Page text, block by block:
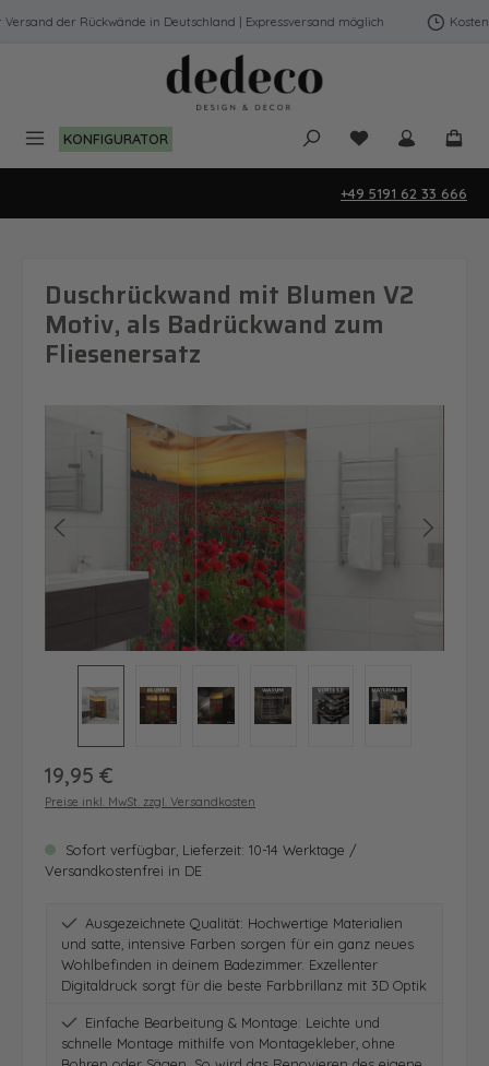
Zum Hauptinhalt springen
der Rückwände in Deutschland | Expressversand möglich
KONFIGURATOR Du hast 0
+49 5191 62 33 666
Duschrückwand mit Blumen V2
Motiv, als Badrückwand zum
Fliesenersatz
Bildergalerie überspringen
Regulärer Preis:
19,95 €
Preise inkl. MwSt. zzgl. Versandkosten
Sofort verfügbar, Lieferzeit: 10-14 Werktage /
Versandkostenfrei in DE
Ausgezeichnete Qualität: Hochwertige Materialien
und satte, intensive Farben sorgen für ein ganz neues
Wohlbefinden in deinem Badezimmer. Exzellenter
Digitaldruck sorgt für die beste Farbbrillanz mit 3D Optik
Einfache Bearbeitung & Montage: Leichte und
schnelle Montage mithilfe von Montagekleber, ohne